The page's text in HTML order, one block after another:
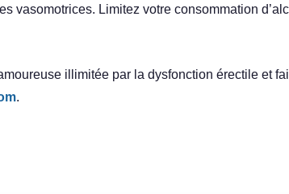
vasomotrices. Limitez votre consommation
illimitée par la dysfonction érectile et
.